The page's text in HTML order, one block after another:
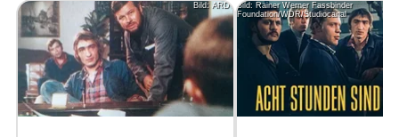
Bild: ARD
Bild: Rainer Werner Fassbinder
Foundation/WDR/Studiocanal